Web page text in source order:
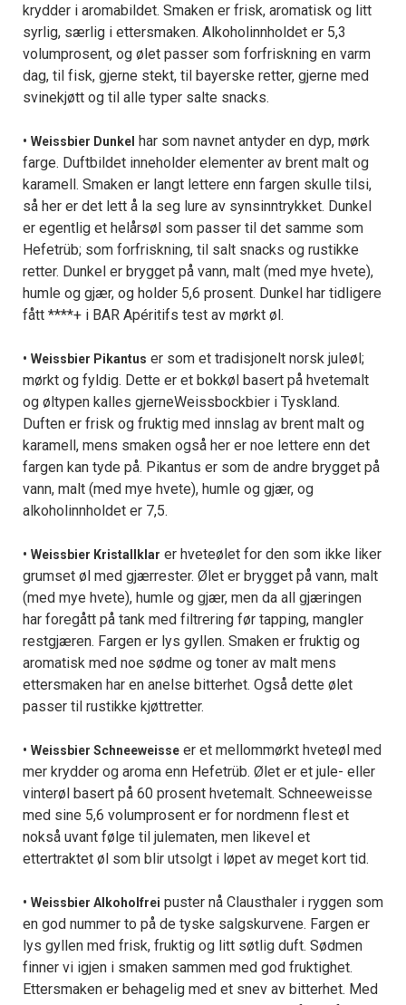
krydder i aromabildet. Smaken er frisk, aromatisk og litt
syrlig, særlig i ettersmaken. Alkoholinnholdet er 5,3
volumprosent, og ølet passer som forfriskning en varm
dag, til fisk, gjerne stekt, til bayerske retter, gjerne med
svinekjøtt og til alle typer salte snacks.
• Weissbier Dunkel har som navnet antyder en dyp, mørk
farge. Duftbildet inneholder elementer av brent malt og
karamell. Smaken er langt lettere enn fargen skulle tilsi,
så her er det lett å la seg lure av synsinntrykket. Dunkel
er egentlig et helårsøl som passer til det samme som
Hefetrüb; som forfriskning, til salt snacks og rustikke
retter. Dunkel er brygget på vann, malt (med mye hvete),
humle og gjær, og holder 5,6 prosent. Dunkel har tidligere
fått ****+ i BAR Apéritifs test av mørkt øl.
• Weissbier Pikantus er som et tradisjonelt norsk juleøl;
mørkt og fyldig. Dette er et bokkøl basert på hvetemalt
og øltypen kalles gjerneWeissbockbier i Tyskland.
Duften er frisk og fruktig med innslag av brent malt og
karamell, mens smaken også her er noe lettere enn det
fargen kan tyde på. Pikantus er som de andre brygget på
vann, malt (med mye hvete), humle og gjær, og
alkoholinnholdet er 7,5.
• Weissbier Kristallklar er hveteølet for den som ikke liker
grumset øl med gjærrester. Ølet er brygget på vann, malt
(med mye hvete), humle og gjær, men da all gjæringen
har foregått på tank med filtrering før tapping, mangler
restgjæren. Fargen er lys gyllen. Smaken er fruktig og
aromatisk med noe sødme og toner av malt mens
ettersmaken har en anelse bitterhet. Også dette ølet
passer til rustikke kjøttretter.
• Weissbier Schneeweisse er et mellommørkt hveteøl med
mer krydder og aroma enn Hefetrüb. Ølet er et jule- eller
vinterøl basert på 60 prosent hvetemalt. Schneeweisse
med sine 5,6 volumprosent er for nordmenn flest et
nokså uvant følge til julematen, men likevel et
ettertraktet øl som blir utsolgt i løpet av meget kort tid.
• Weissbier Alkoholfrei puster nå Clausthaler i ryggen som
en god nummer to på de tyske salgskurvene. Fargen er
lys gyllen med frisk, fruktig og litt søtlig duft. Sødmen
finner vi igjen i smaken sammen med god fruktighet.
Ettersmaken er behagelig med et snev av bitterhet. Med